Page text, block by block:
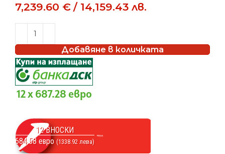
7,239.60 € / 14,159.43 лв.
Добавяне в количката
12 x 687.28 евро
12 ВНОСКИ
684.58 евро (1338.92 лева)